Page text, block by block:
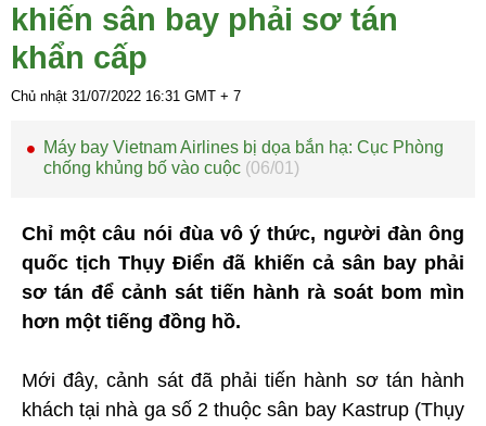
khiến sân bay phải sơ tán
khẩn cấp
Chủ nhật 31/07/2022 16:31 GMT + 7
Máy bay Vietnam Airlines bị dọa bắn hạ: Cục Phòng
chống khủng bố vào cuộc (06/01)
Chỉ một câu nói đùa vô ý thức, người đàn ông
quốc tịch Thụy Điển đã khiến cả sân bay phải
sơ tán để cảnh sát tiến hành rà soát bom mìn
hơn một tiếng đồng hồ.
Mới đây, cảnh sát đã phải tiến hành sơ tán hành
khách tại nhà ga số 2 thuộc sân bay Kastrup (Thụy